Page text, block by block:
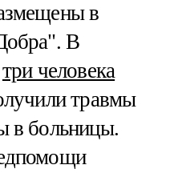
в
В
три человека
травмы
в больницы.